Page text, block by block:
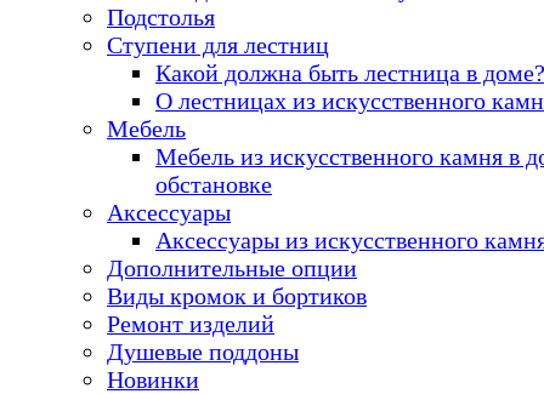
Подстолья
Ступени для лестниц
Какой должна быть лестница в доме?
О лестницах из искусственного
Мебель
Мебель из искусственного камня в
обстановке
Аксессуары
Аксессуары из искусственного
Дополнительные опции
Виды кромок и бортиков
Ремонт изделий
Душевые поддоны
Новинки